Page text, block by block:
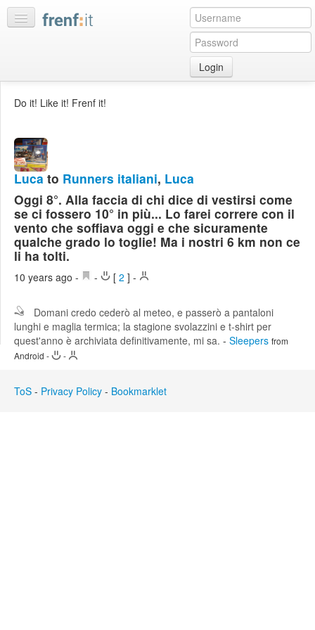
Login
My
discussions
Bookmarks
Best
of
day
Edit
Search
Do it! Like it! Frenf it!
Luca to Runners italiani, Luca
Oggi 8°. Alla faccia di chi dice di vestirsi come
se ci fossero 10° in più... Lo farei correre con il
vento che soffiava oggi e che sicuramente
qualche grado lo toglie! Ma i nostri 6 km non ce
li ha tolti.
10 years ago - - [ 2 ] -
Domani credo cederò al meteo, e passerò a pantaloni
lunghi e maglia termica; la stagione svolazzini e t-shirt per
quest'anno è archiviata definitivamente, mi sa. - Sleepers from
Android - -
ToS - Privacy Policy - Bookmarklet